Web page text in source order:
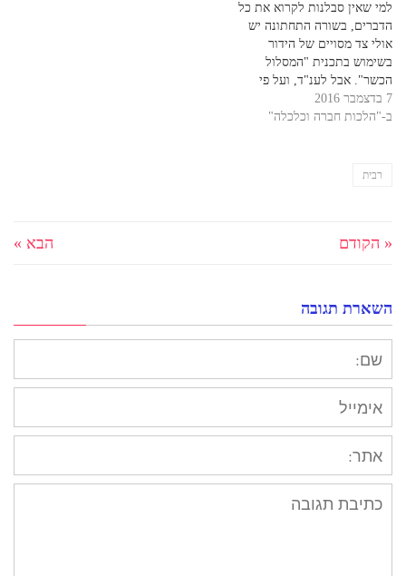
רכב וצריך איזה תנאי. עם…
למי שאין סבלנות לקרוא את כל
הדברים, בשורה התחתונה יש
אולי צד מסויים של הידור
בשימוש בתכנית "המסלול
הכשר". אבל לענ"ד, ועל פי
הבירור שעשיתי, ספק רב אם
מדובר בהידור משמעותי. בשלב
בשביל ספק הידור שכזה. אולי
7 בדצמבר 2016
ב-"הלכות חברה וכלכלה"
רבית
« הקודם הבא »
השארת תגובה